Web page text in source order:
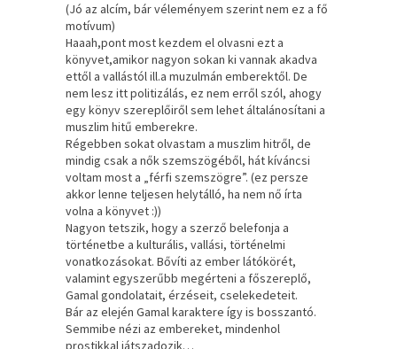
(Jó az alcím, bár véleményem szerint nem ez a fő
motívum)
Haaah,pont most kezdem el olvasni ezt a
könyvet,amikor nagyon sokan ki vannak akadva
ettől a vallástól ill.a muzulmán emberektől. De
nem lesz itt politizálás, ez nem erről szól, ahogy
egy könyv szereplőiről sem lehet általánosítani a
muszlim hitű emberekre.
Régebben sokat olvastam a muszlim hitről, de
mindig csak a nők szemszögéből, hát kíváncsi
voltam most a „férfi szemszögre”. (ez persze
akkor lenne teljesen helytálló, ha nem nő írta
volna a könyvet :))
Nagyon tetszik, hogy a szerző belefonja a
történetbe a kulturális, vallási, történelmi
vonatkozásokat. Bővíti az ember látókörét,
valamint egyszerűbb megérteni a főszereplő,
Gamal gondolatait, érzéseit, cselekedeteit.
Bár az elején Gamal karaktere így is bosszantó.
Semmibe nézi az embereket, mindenhol
prostikkal játszadozik…